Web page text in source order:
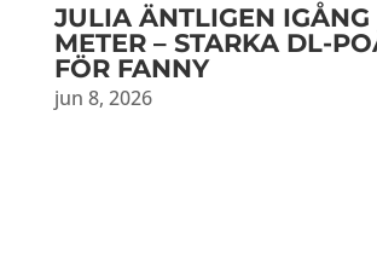
JULIA ÄNTLIGEN IGÅNG
METER – STARKA DL-
FÖR FANNY
jun 8, 2026